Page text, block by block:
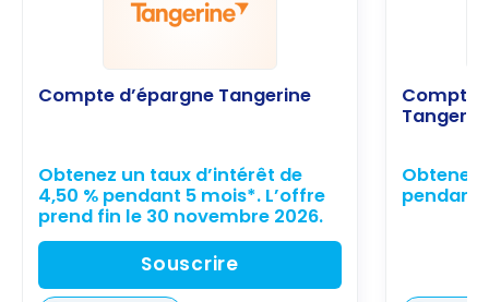
Compte d’épargne Tangerine
Obtenez un taux d’intérêt de
4,50 % pendant 5 mois*. L’offre
prend fin le 30 novembre 2026.
Souscrire
Compte
Obtenez
pendant